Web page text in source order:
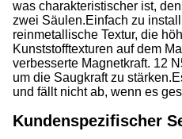
was charakteristischer ist,
zwei Säulen.Einfach zu
reinmetallische Textur, die
Kunststofftexturen auf dem
verbesserte Magnetkraft. 12
um die Saugkraft zu
und fällt nicht ab, wenn es
Kundenspezifischer